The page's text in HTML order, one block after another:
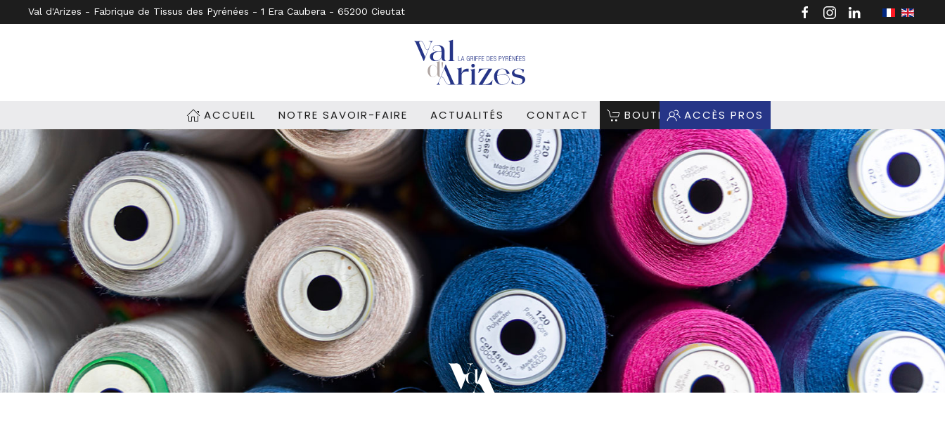
Val d'Arizes - Fabrique de Tissus des Pyrénées - 1 Era Caubera - 65200 Cieutat
ACCUEIL NOTRE SAVOIR-FAIRE ACTUALITÉS CONTACT BOUTIQUEACCÈS PROS